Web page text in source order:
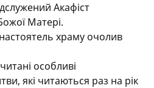
Акафіст
Матері.
храму очолив
особливі
які читаються раз на рік